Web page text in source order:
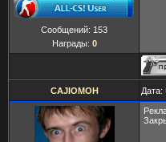
Сообщений: 153
Награды: 0
CAJIOMOH Дата: